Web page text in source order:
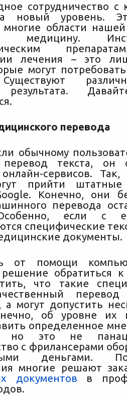
сотрудничество
новый уровень.
многие области
медицину.
лечения – это
могут
результата.
перевода
обычному
перевод текста, он
сервисов.
прийти штатные
Конечно, они
перевода
если с
специфические
документы.
от помощи
обратиться к
что такие
перевод
а могут допустить
об уровне их
определенное
но это не
с фрилансерами
деньгами.
многие решают
документов в